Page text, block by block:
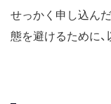
せっかく申し込ん
態を避けるために